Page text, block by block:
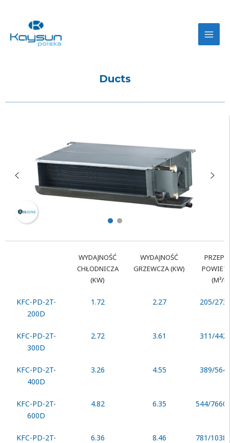
Ducts
WYDAJNOŚĆ
CHŁODNICZA
(KW)
WYDAJNOŚĆ
GRZEWCZA (KW)
(M³/H)
KFC-PD-2T-
200D
1.72 2.27 205/
KFC-PD-2T-
300D
2.72 3.61 311/
KFC-PD-2T-
400D
3.26 4.55 389/
KFC-PD-2T-
600D
4.82 6.35 544/
KFC-PD-2T-
6.36 8.46 781/